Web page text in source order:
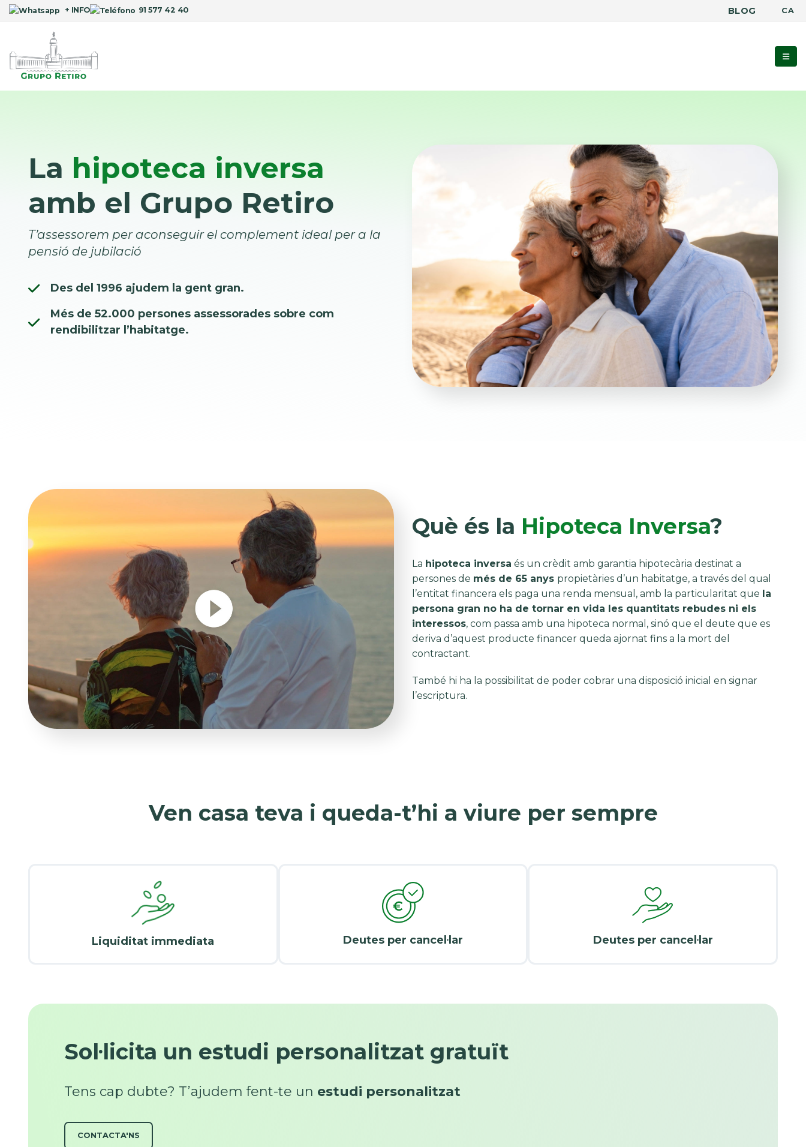
+ INFO 91 577 42 40 BLOG CA
La hipoteca inversa
amb el Grupo Retiro
T’assessorem per aconseguir el complement ideal per a la
pensió de jubilació
Des del 1996 ajudem la gent gran.
Més de 52.000 persones assessorades sobre com
rendibilitzar l’habitatge.
Què és la Hipoteca Inversa?
La hipoteca inversa és un crèdit amb garantia hipotecària destinat a
persones de més de 65 anys propietàries d’un habitatge, a través del qual
l’entitat financera els paga una renda mensual, amb la particularitat que la
persona gran no ha de tornar en vida les quantitats rebudes ni els
interessos, com passa amb una hipoteca normal, sinó que el deute que es
deriva d’aquest producte financer queda ajornat fins a la mort del
contractant.
També hi ha la possibilitat de poder cobrar una disposició inicial en signar
l’escriptura.
Ven casa teva i queda-t’hi a viure per sempre
Liquiditat immediata Deutes per cancel·lar Deutes per cancel·lar
Sol·licita un estudi personalitzat gratuït
Tens cap dubte? T’ajudem fent-te un estudi personalitzat
CONTACTA'NS